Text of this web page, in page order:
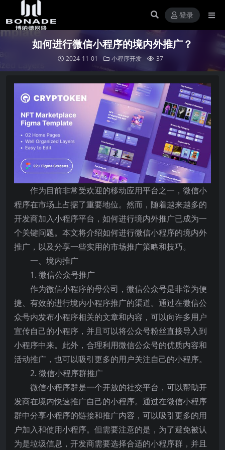
登录
如何进行微信小程序的境内外推广？
2024-11-01 小程序开发 37
作为目前非常受欢迎的移动应用平台之一，微信小
程序在市场上占据了重要地位。然而，随着越来越多的
开发商加入小程序平台，如何进行境内外推广已成为一
个关键问题。本文将介绍如何进行微信小程序的境内外
推广，以及分享一些实用的市场推广策略和技巧。
一、境内推广
1. 微信公众号推广
作为微信小程序的母公司，微信公众号是非常为便
捷、有效的进行境内小程序推广的渠道。通过在微信公
众号内发布小程序相关的文章和内容，可以向许多用户
宣传自己的小程序，并且可以将公众号粉丝直接导入到
小程序中来。此外，合理利用微信公众号的优质内容和
活动推广，也可以吸引更多的用户关注自己的小程序。
2. 微信小程序群推广
微信小程序群是一个开放的社交平台，可以帮助开
发商在境内快速推广自己的小程序。通过在微信小程序
群中分享小程序的链接和推广内容，可以吸引更多的用
户加入和使用小程序。但需要注意的是，为了避免被认
为是垃圾信息，开发商需要选择合适的小程序群，并且